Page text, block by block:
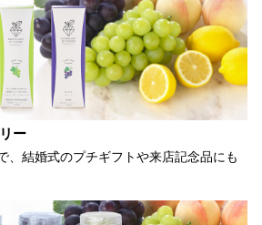
ー
、結婚式のプチギフトや来店記念品にも